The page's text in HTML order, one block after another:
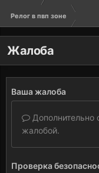
Релог в пвп зоне
Жалоба
Ваша жалоба
Дополнительно
жалобой.
Проверка